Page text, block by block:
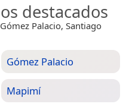
destacados
Palacio, Santiago
Gómez Palacio
Mapimí